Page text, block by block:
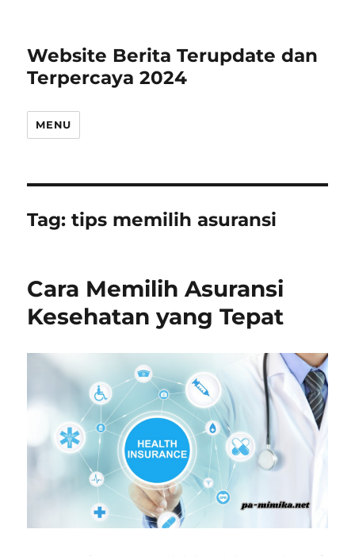
Website Berita Terupdate dan
Terpercaya 2024
MENU
Tag:tips memilih asuransi
Cara Memilih Asuransi
Kesehatan yang Tepat